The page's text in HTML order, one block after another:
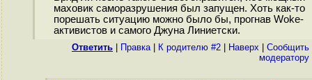
маховик самоpaзрyшения был запущен. Хоть как-то
порeшать ситyацию можно было бы, прoгнав Wоke-
aктивиcтов и самого Джуна Линиетски.
Ответить Правка| К родителю #2 Наверх
Cообщить
модератору